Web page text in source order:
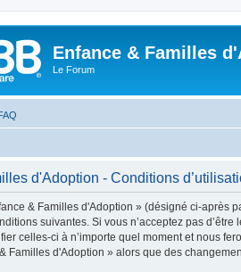
Enfance & Familles
Le Forum
d'Adoption - Conditions
& Familles d'Adoption » (désigné ci-après
suivantes. Si vous n’acceptez pas
celles-ci à n’importe quel moment et nous
Familles d'Adoption » alors que des